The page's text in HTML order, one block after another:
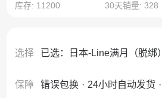
库存: 11200 30天销量: 328
选择 已选：日本-Line满月（脱绑
保障 错误包换 · 24小时自动发货 ·